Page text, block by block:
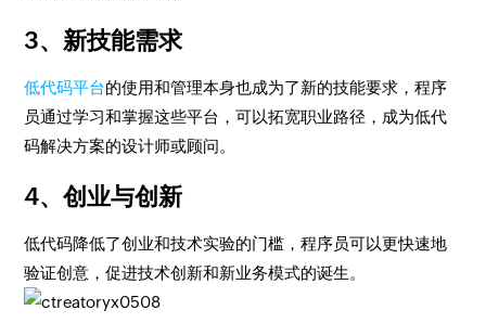
3、新技能需求
低代码平台的使用和管理本身也成为了新的技能要求，程序
员通过学习和掌握这些平台，可以拓宽职业路径，成为低代
码解决方案的设计师或顾问。
4、创业与创新
低代码降低了创业和技术实验的门槛，程序员可以更快速地
验证创意，促进技术创新和新业务模式的诞生。